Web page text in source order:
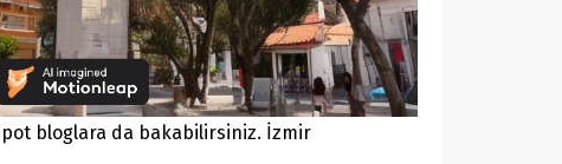
bloglara da bakabilirsiniz. İzmir